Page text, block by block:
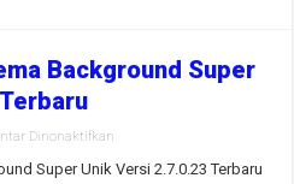
Background Super
Dinonaktifkan
Mod
Super Unik Versi 2.7.0.23 Terbaru